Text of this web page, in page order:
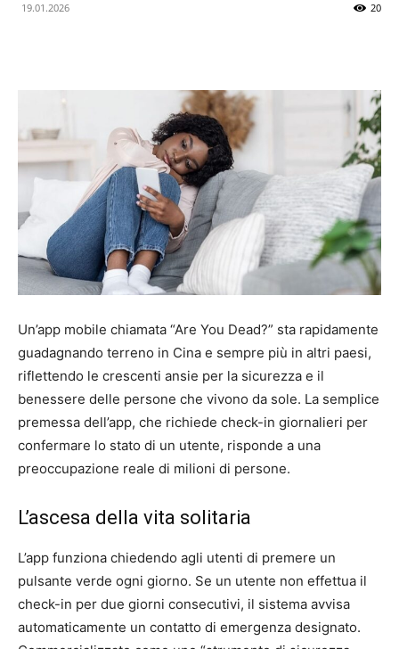
Tecnologiche
e
dellIntelligenza
Artificiale
19.01.2026 20
Un’app mobile chiamata “Are You Dead?” sta rapidamente
guadagnando terreno in Cina e sempre più in altri paesi,
riflettendo le crescenti ansie per la sicurezza e il
benessere delle persone che vivono da sole. La semplice
premessa dell’app, che richiede check-in giornalieri per
confermare lo stato di un utente, risponde a una
preoccupazione reale di milioni di persone.
L’ascesa della vita solitaria
L’app funziona chiedendo agli utenti di premere un
pulsante verde ogni giorno. Se un utente non effettua il
check-in per due giorni consecutivi, il sistema avvisa
automaticamente un contatto di emergenza designato.